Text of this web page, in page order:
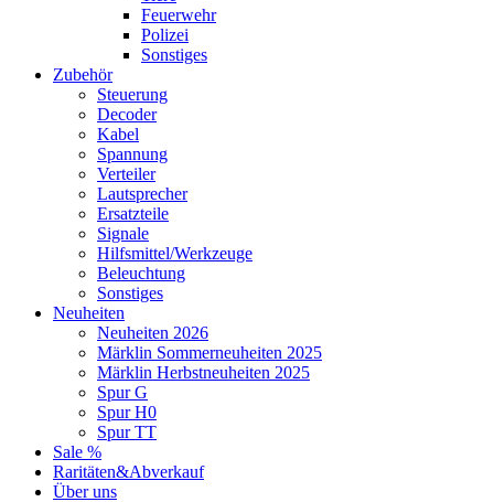
Feuerwehr
Polizei
Sonstiges
Zubehör
Steuerung
Decoder
Kabel
Spannung
Verteiler
Lautsprecher
Ersatzteile
Signale
Hilfsmittel/Werkzeuge
Beleuchtung
Sonstiges
Neuheiten
Neuheiten 2026
Märklin Sommerneuheiten 2025
Märklin Herbstneuheiten 2025
Spur G
Spur H0
Spur TT
Sale %
Raritäten&Abverkauf
Über uns